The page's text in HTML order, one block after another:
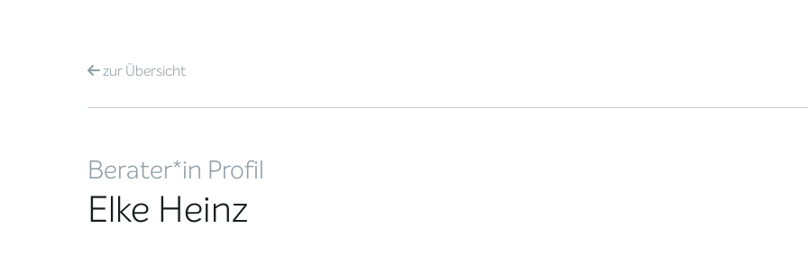
zurÜbersicht
Berater*in Profil
Elke Heinz